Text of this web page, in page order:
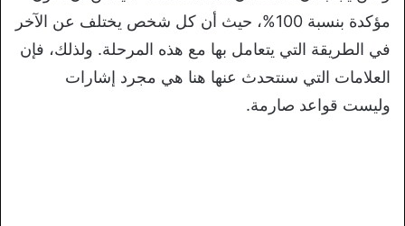
مؤكدة بنسبة 100%، حيث أن كل شخص يختلف عن الآخر
في الطريقة التي يتعامل بها مع هذه المرحلة. ولذلك، فإن
العلامات التي سنتحدث عنها هنا هي مجرد إشارات
وليست قواعد صارمة.